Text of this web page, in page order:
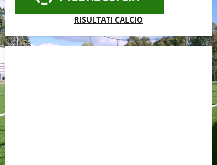
RISULTATI CALCIO